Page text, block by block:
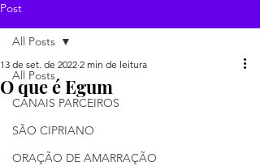
Post
All Posts
CANAIS PARCEIROS
SÃO CIPRIANO
ORAÇÃO DE AMARRAÇÃO
All Posts
O que é Egum
13 de set. de 2022 2 min de leitura